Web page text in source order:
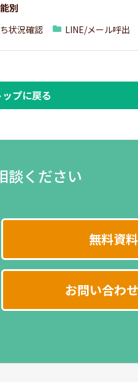
別
状況確認 LINE/メール呼出
プに戻る
談ください
無料資
お問い合わ